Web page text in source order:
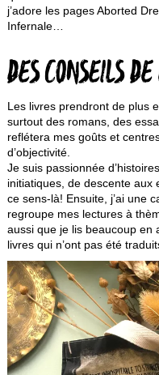
j’adore les pages Aborted
Infernale…
DES CONSEILS
Les livres prendront de plus
surtout des romans, des
reflétera mes goûts et
d’objectivité.
Je suis passionnée
initiatiques, de descente aux
ce sens-là! Ensuite, j’ai une
regroupe mes lectures à
aussi que je lis beaucoup en
livres qui n’ont pas été